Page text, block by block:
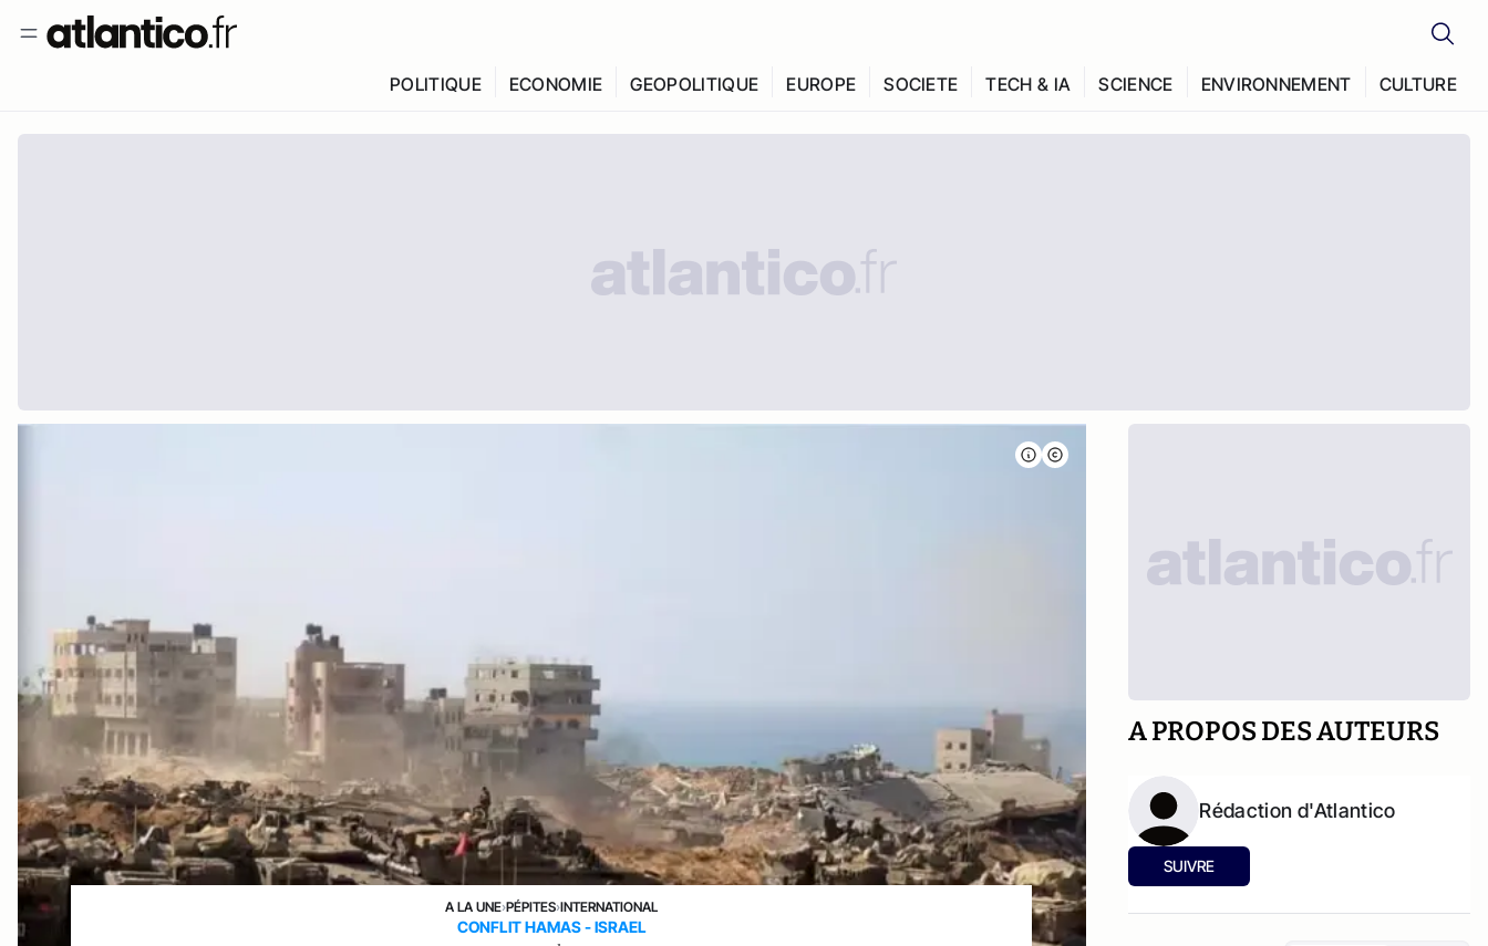
POLITIQUE ECONOMIE GEOPOLITIQUE EUROPE SOCIETE TECH & IA SCIENCE ENVIRONNEMENT CULTURE
A LA UNE›PÉPITES›INTERNATIONAL
CONFLIT HAMAS - ISRAEL
A PROPOS DES AUTEURS
Rédaction d'Atlantico
SUIVRE